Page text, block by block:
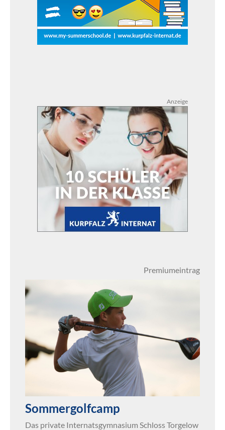
Anzeige
Premiumeintrag
Sommergolfcamp
Das private Internatsgymnasium Schloss Torgelow